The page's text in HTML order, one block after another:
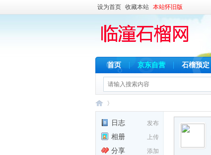
设为首页 收藏本站 本站怀旧版
首页 京东自营 石榴预定
发布
日志
上传
相册
添加
分享